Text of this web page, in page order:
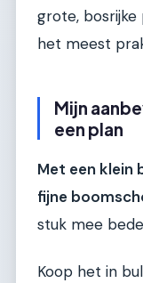
grote, bosrijke
het meest
Mijn
een plan
Met een
fijne
stuk mee
Koop het in